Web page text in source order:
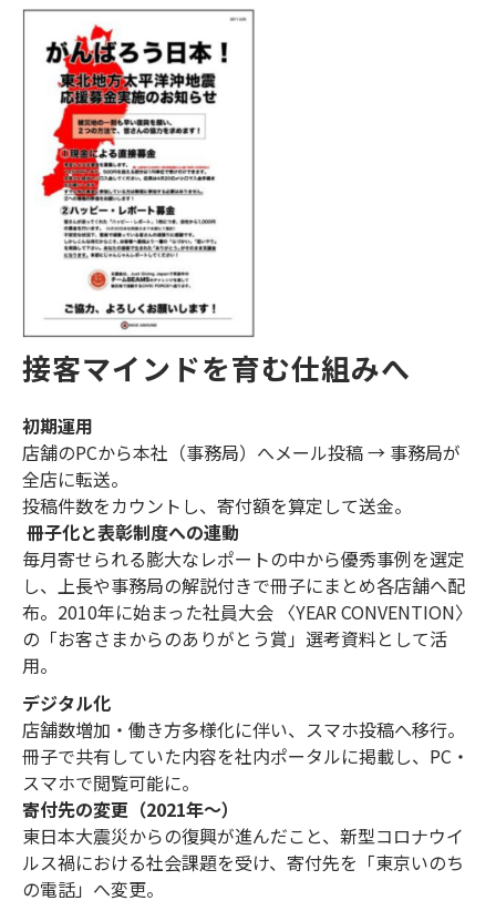
接客マインドを育む仕組みへ
初期運用
店舗のPCから本社（事務局）へメール投稿 → 事務局が
全店に転送。
投稿件数をカウントし、寄付額を算定して送金。
冊子化と表彰制度への連動
毎月寄せられる膨大なレポートの中から優秀事例を選定
し、上長や事務局の解説付きで冊子にまとめ各店舗へ配
布。2010年に始まった社員大会 〈YEAR CONVENTION〉
の「お客さまからのありがとう賞」選考資料として活
用。
デジタル化
店舗数増加・働き方多様化に伴い、スマホ投稿へ移行。
冊子で共有していた内容を社内ポータルに掲載し、PC・
スマホで閲覧可能に。
寄付先の変更（2021年〜）
東日本大震災からの復興が進んだこと、新型コロナウイ
ルス禍における社会課題を受け、寄付先を「東京いのち
の電話」へ変更。